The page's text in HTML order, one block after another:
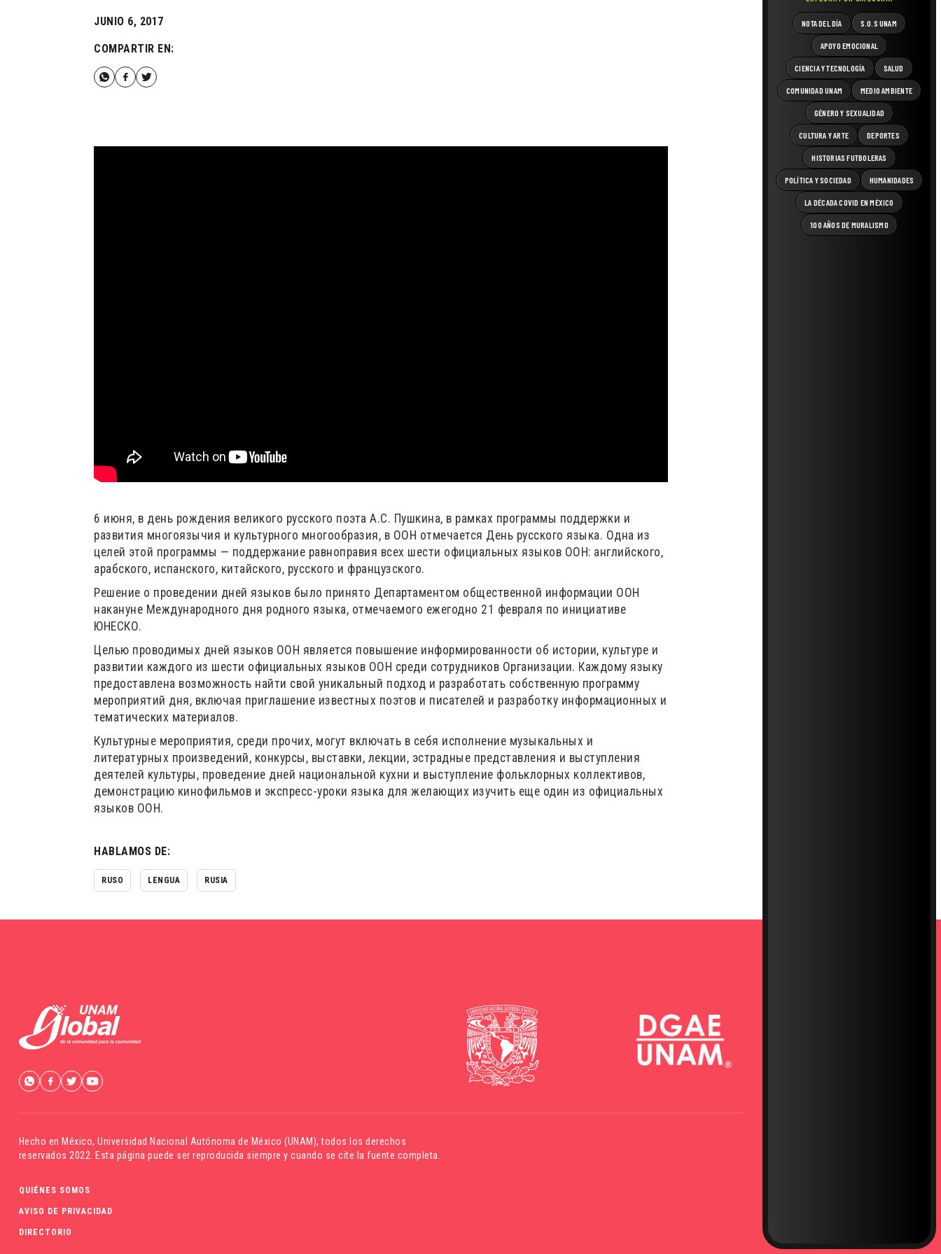
NOTA DEL DÍA S.O.S UNAM
APOYO EMOCIONAL
CIENCIA Y TECNOLOGÍA SALUD
COMUNIDAD UNAM MEDIO AMBIENTE
GÉNERO Y SEXUALIDAD
CULTURA Y ARTE DEPORTES
HISTORIAS FUTBOLERAS
POLÍTICA Y SOCIEDAD HUMANIDADES
LA DÉCADA COVID EN MÉXICO
100 AÑOS DE MURALISMO
JUNIO 6, 2017
COMPARTIR EN:
6 июня, в день рождения великого русского поэта А.С. Пушкина, в рамках программы поддержки и
развития многоязычия и культурного многообразия, в ООН отмечается День русского языка. Одна из
целей этой программы — поддержание равноправия всех шести официальных языков ООН: английского,
арабского, испанского, китайского, русского и французского.
Решение о проведении дней языков было принято Департаментом общественной информации ООН
накануне Международного дня родного языка, отмечаемого ежегодно 21 февраля по инициативе
ЮНЕСКО.
Целью проводимых дней языков ООН является повышение информированности об истории, культуре и
развитии каждого из шести официальных языков ООН среди сотрудников Организации. Каждому языку
предоставлена возможность найти свой уникальный подход и разработать собственную программу
мероприятий дня, включая приглашение известных поэтов и писателей и разработку информационных и
тематических материалов.
Культурные мероприятия, среди прочих, могут включать в себя исполнение музыкальных и
литературных произведений, конкурсы, выставки, лекции, эстрадные представления и выступления
деятелей культуры, проведение дней национальной кухни и выступление фольклорных коллективов,
демонстрацию кинофильмов и экспресс-уроки языка для желающих изучить еще один из официальных
языков ООН.
HABLAMOS DE:
RUSO LENGUA RUSIA
Hecho en México,Universidad Nacional Autónoma de México (UNAM), todos los derechos
reservados 2022. Esta página puede ser reproducida siempre y cuando se cite la fuente completa.
QUIÉNES SOMOS
AVISO DE PRIVACIDAD
DIRECTORIO